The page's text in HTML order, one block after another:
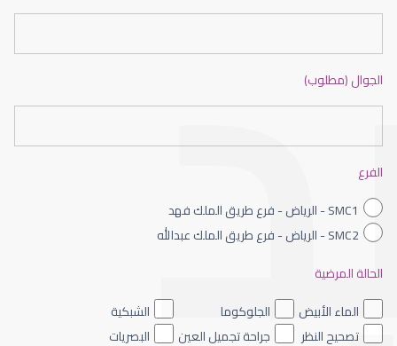
تخصص فني بصريات
الجوال (مطلوب)
الفرع
SMC1 - الرياض - فرع طريق الملك فهد
SMC2 - الرياض - فرع طريق الملك عبدالله
الحالة المرضية
الماء الأبيض
الجلوكوما
الشبكية
تصحيح النظر
جراحة تجميل العين
البصريات